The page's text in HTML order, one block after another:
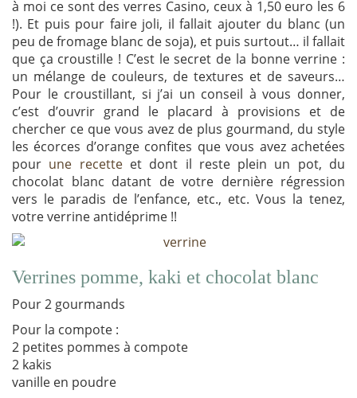
à moi ce sont des verres Casino, ceux à 1,50 euro les 6
!). Et puis pour faire joli, il fallait ajouter du blanc (un
peu de fromage blanc de soja), et puis surtout… il fallait
que ça croustille ! C’est le secret de la bonne verrine :
un mélange de couleurs, de textures et de saveurs…
Pour le croustillant, si j’ai un conseil à vous donner,
c’est d’ouvrir grand le placard à provisions et de
chercher ce que vous avez de plus gourmand, du style
les écorces d’orange confites que vous avez achetées
pour une recetteet dont il reste plein un pot, du
chocolat blanc datant de votre dernière régression
vers le paradis de l’enfance, etc., etc. Vous la tenez,
votre verrine antidéprime !!
Verrines pomme, kaki et chocolat blanc
Pour 2 gourmands
Pour la compote :
2 petites pommes à compote
2 kakis
vanille en poudre